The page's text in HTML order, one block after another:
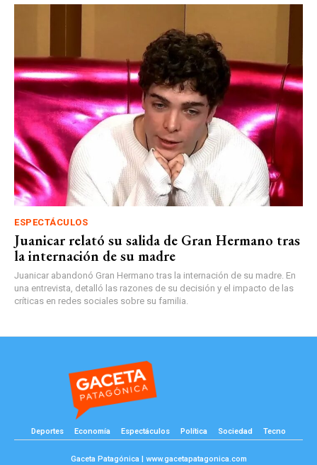
ESPECTÁCULOS
Juanicar relató su salida de Gran Hermano tras
la internación de su madre
Juanicar abandonó Gran Hermano tras la internación de su madre. En
una entrevista, detalló las razones de su decisión y el impacto de las
críticas en redes sociales sobre su familia.
Deportes Economía Espectáculos Política Sociedad Tecno
Gaceta Patagónica | www.gacetapatagonica.com